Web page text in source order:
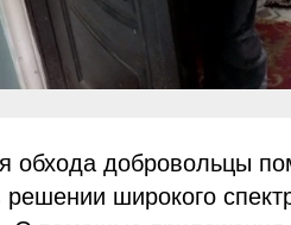
обхода добровольцы
решении широкого